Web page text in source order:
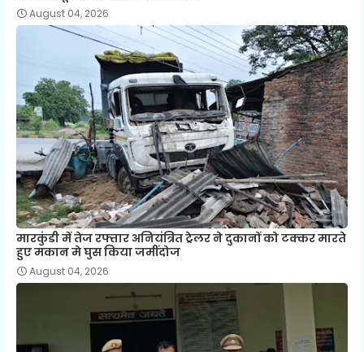
August 04, 2026
मारकुंडी में तेज रफ्तार अनियंत्रित ट्रेलर ने दुकानों को टक्कर मारते
हुए मकान मे घुस किया जमींदोज
August 04, 2026